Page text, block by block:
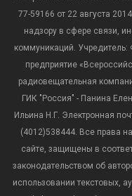
77-59166 от 22 августа
надзору в сфере связи,
коммуникаций. Учредитель:
предприятие
радиовещательная
ГИК "Россия" - Панина
Ильина Н.Г. Электронная
(4012)538444. Все права
сайте, защищены в
законодательством об
использовании текстовых,